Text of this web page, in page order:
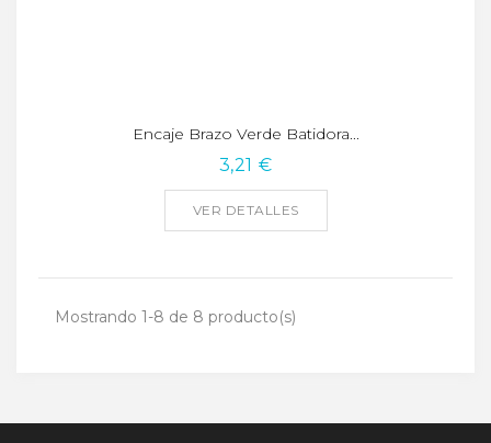
Encaje Brazo Verde Batidora...
3,21 €
VER DETALLES
Mostrando 1-8 de 8 producto(s)